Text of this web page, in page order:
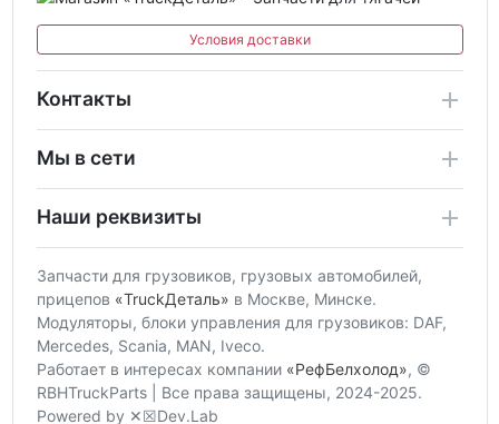
Условия доставки
Контакты
Мы в сети
Наши реквизиты
Запчасти для грузовиков, грузовых автомобилей,
прицепов «TruckДеталь» в Москве, Минске.
Модуляторы, блоки управления для грузовиков: DAF,
Mercedes, Scania, MAN, Iveco.
Работает в интересах компании «РефБелхолод», ©
RBHTruckParts | Все права защищены, 2024-2025.
Powered by ✕☒Dev.Lab